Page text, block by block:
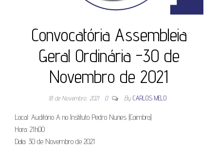
Convocatória Assembleia
Geral Ordinária -30 de
Novembro de 2021
18 de Novembro, 2021 0 By CARLOS MELO
Local: Auditório A no Instituto Pedro Nunes (Coimbra)
Hora: 21h00
Data: 30 de Novembro de 2021